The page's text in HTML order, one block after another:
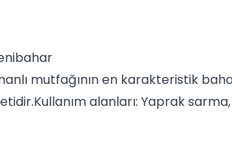
mutfağının en karakteristik
alanları: Yaprak